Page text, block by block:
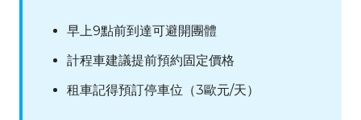
早上9點前到達可避開團體
計程車建議提前預約固定價格
租車記得預訂停車位（3歐元/天）